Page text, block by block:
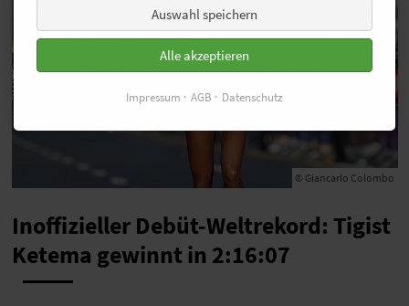
© Giancarlo Colombo
Inoffizieller Debüt-Weltrekord: Tigist
Ketema gewinnt in 2:16:07
Auswahl speichern
Alle akzeptieren
Impressum AGB Datenschutz